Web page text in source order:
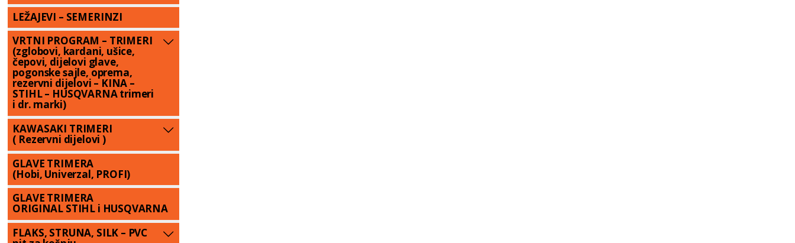
LEŽAJEVI – SEMERINZI
VRTNI PROGRAM – TRIMERI
(zglobovi, kardani, ušice,
čepovi, dijelovi glave,
pogonske sajle, oprema,
rezervni dijelovi – KINA –
STIHL – HUSQVARNA trimeri
i dr. marki)
KAWASAKI TRIMERI
( Rezervni dijelovi )
GLAVE TRIMERA
(Hobi, Univerzal, PROFI)
GLAVE TRIMERA
ORIGINAL STIHL i HUSQVARNA
FLAKS, STRUNA, SILK – PVC